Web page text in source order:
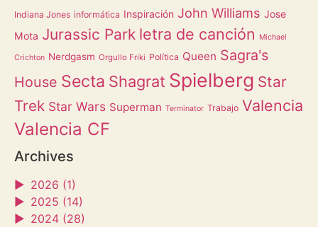
Indiana Jones informática Inspiración John Williams Jose
Mota Jurassic Park letra de canción Michael
Crichton Nerdgasm Orgullo Friki Política Queen Sagra's
House Secta Shagrat Spielberg Star
Trek Star Wars Superman Terminator Trabajo Valencia
Valencia CF
Archives
► 2026 (1)
► 2025 (14)
► 2024 (28)